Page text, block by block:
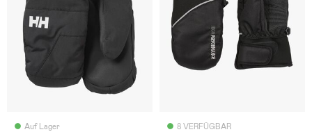
Auf Lager 8 VERFÜGBAR